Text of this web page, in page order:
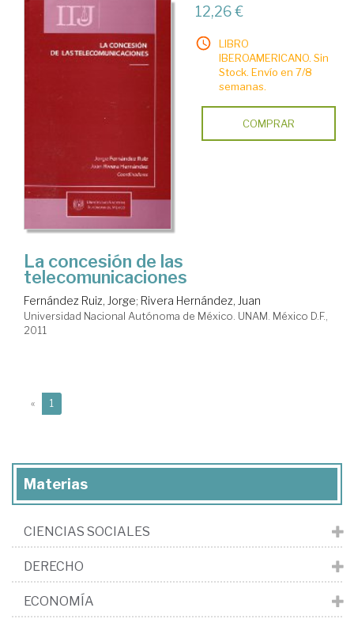
12,26 €
LIBRO
IBEROAMERICANO. Sin
Stock. Envío en 7/8
semanas.
COMPRAR
La concesión de las
telecomunicaciones
Fernández Ruiz, Jorge; Rivera Hernández, Juan
Universidad Nacional Autónoma de México. UNAM. México D.F.,
2011
« 1
Materias
CIENCIAS SOCIALES
DERECHO
ECONOMÍA